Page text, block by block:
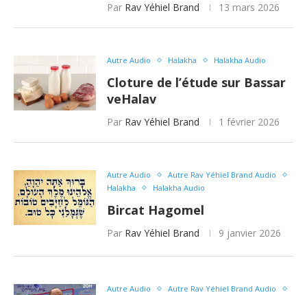
Par Rav Yéhiel Brand 13 mars 2026
Autre Audio Halakha Halakha Audio
Cloture de l’étude sur Bassar
veHalav
Par Rav Yéhiel Brand 1 février 2026
Autre Audio
Autre Rav Yéhiel Brand Audio
Halakha
Halakha Audio
Bircat Hagomel
Par Rav Yéhiel Brand 9 janvier 2026
Autre Audio
Autre Rav Yéhiel Brand Audio